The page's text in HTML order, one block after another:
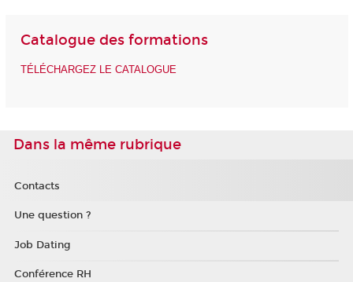
Catalogue des formations
TÉLÉCHARGEZ LE CATALOGUE
Dans la même rubrique
Contacts
Une question ?
Job Dating
Conférence RH